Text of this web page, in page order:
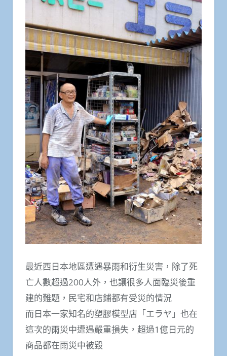
最近西日本地區遭遇暴雨和衍生災害，除了死
亡人數超過200人外，也讓很多人面臨災後重
建的難題，民宅和店鋪都有受災的情況
而日本一家知名的塑膠模型店「エラヤ」也在
這次的雨災中遭遇嚴重損失，超過1億日元的
商品都在雨災中被毀